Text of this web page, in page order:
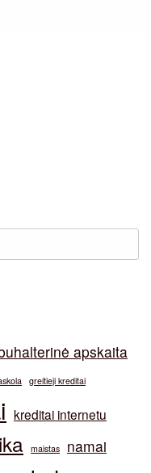
apskaita
greitieji kreditai
kreditai internetu
maistas
namai